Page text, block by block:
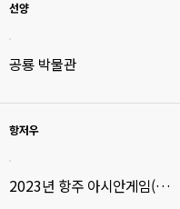
선양
공룡 박물관
항저우
2023년 항주 아시안게임(…